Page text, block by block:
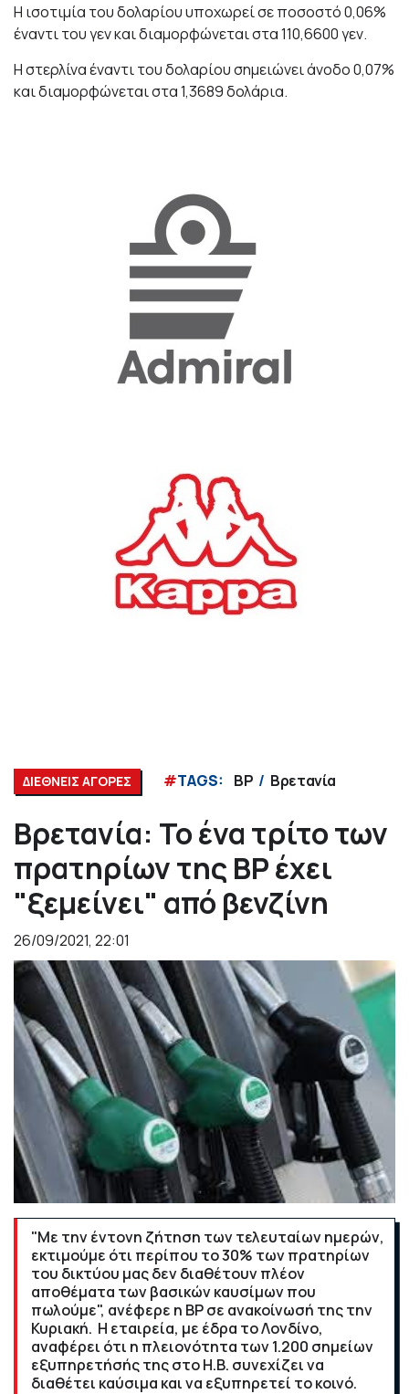
Η ισοτιμία του δολαρίου υποχωρεί σε ποσοστό 0,06%
έναντι του γεν και διαμορφώνεται στα 110,6600 γεν.
Η στερλίνα έναντι του δολαρίου σημειώνει άνοδο 0,07%
και διαμορφώνεται στα 1,3689 δολάρια.
ΔΙΕΘΝΕΙΣ ΑΓΟΡΕΣ #TAGS: BP Βρετανία
Βρετανία: Το ένα τρίτο των
πρατηρίων της BP έχει
"ξεμείνει" από βενζίνη
26/09/2021, 22:01
"Με την έντονη ζήτηση των τελευταίων ημερών,
εκτιμούμε ότι περίπου το 30% των πρατηρίων
του δικτύου μας δεν διαθέτουν πλέον
αποθέματα των βασικών καυσίμων που
πωλούμε", ανέφερε η BP σε ανακοίνωσή της την
Κυριακή. Η εταιρεία, με έδρα το Λονδίνο,
αναφέρει ότι η πλειονότητα των 1.200 σημείων
εξυπηρετήσής της στο Η.Β. συνεχίζει να
διαθέτει καύσιμα και να εξυπηρετεί το κοινό.